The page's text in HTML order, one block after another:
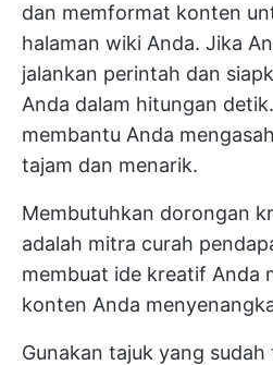
dan memformat konten
halaman wiki Anda. Jika
jalankan perintah dan
Anda dalam hitungan
membantu Anda
tajam dan menarik.
Membutuhkan dorongan
adalah mitra curah
membuat ide kreatif Anda
konten Anda
Gunakan tajuk yang